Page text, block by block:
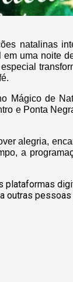
natalinas
uma noite
Mágico de
e Ponta
alegria,
a
plataformas
outras